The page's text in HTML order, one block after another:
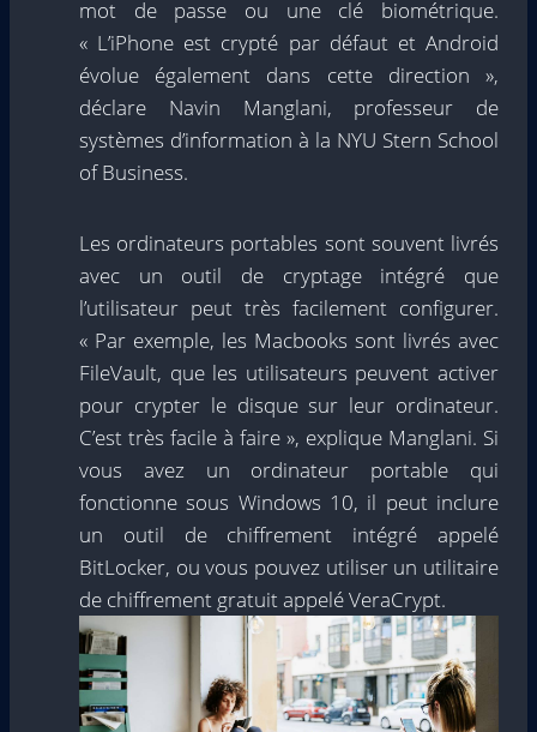
mot de passe ou une clé biométrique.
« L’iPhone est crypté par défaut et Android
évolue également dans cette direction »,
déclare Navin Manglani, professeur de
systèmes d’information à la NYU Stern School
of Business.
Les ordinateurs portables sont souvent livrés
avec un outil de cryptage intégré que
l’utilisateur peut très facilement configurer.
« Par exemple, les Macbooks sont livrés avec
FileVault, que les utilisateurs peuvent activer
pour crypter le disque sur leur ordinateur.
C’est très facile à faire », explique Manglani. Si
vous avez un ordinateur portable qui
fonctionne sous Windows 10, il peut inclure
un outil de chiffrement intégré appelé
BitLocker, ou vous pouvez utiliser un utilitaire
de chiffrement gratuit appelé VeraCrypt.